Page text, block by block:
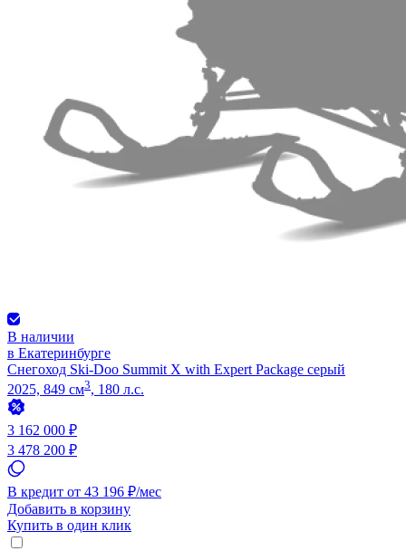
В наличии
в Екатеринбурге
Снегоход Ski-Doo Summit X with Expert Package серый
2025, 849 см3, 180 л.с.
3 162 000 ₽
3 478 200 ₽
В кредит от 43 196 ₽/мес
Добавить в корзину
Купить в один клик